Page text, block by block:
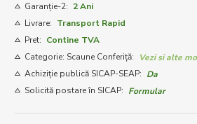
Garanție-2: 2 Ani
Livrare: Transport Rapid
Pret: Contine TVA
Categorie: Scaune Conferiță:
Vezi si alte
Achiziție publică SICAP-SEAP: Da
Solicită postare în SICAP: Formular